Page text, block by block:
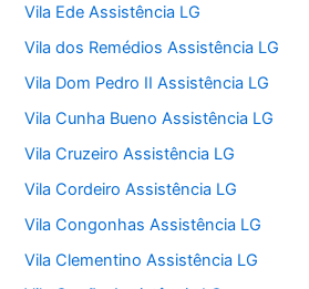
Vila Ede Assistência LG
Vila dos Remédios Assistência LG
Vila Dom Pedro II Assistência LG
Vila Cunha Bueno Assistência LG
Vila Cruzeiro Assistência LG
Vila Cordeiro Assistência LG
Vila Congonhas Assistência LG
Vila Clementino Assistência LG